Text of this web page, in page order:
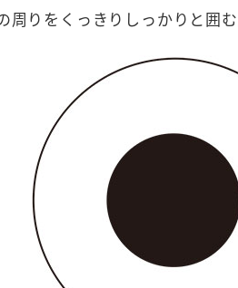
りをくっきりしっかりと囲む